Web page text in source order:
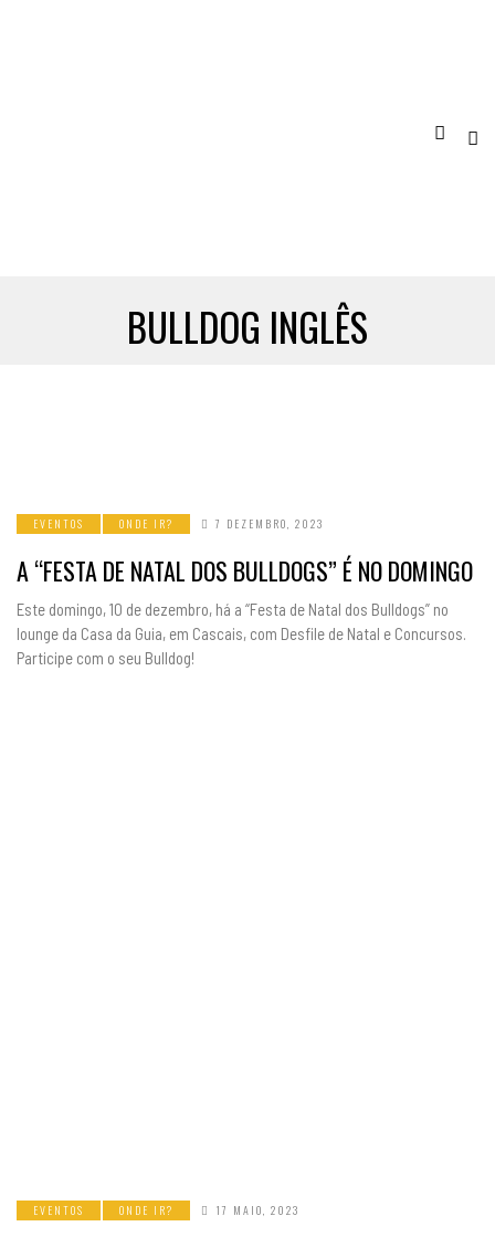
BULLDOG INGLÊS
EVENTOS ONDE IR? 7 DEZEMBRO, 2023
A “FESTA DE NATAL DOS BULLDOGS” É NO DOMINGO
Este domingo, 10 de dezembro, há a “Festa de Natal dos Bulldogs” no
lounge da Casa da Guia, em Cascais, com Desfile de Natal e Concursos.
Participe com o seu Bulldog!
EVENTOS ONDE IR? 17 MAIO, 2023